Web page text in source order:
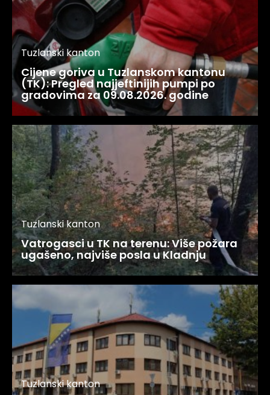
Tuzlanski kanton
Cijene goriva u Tuzlanskom kantonu
(TK): Pregled najjeftinijih pumpi po
gradovima za 09.08.2026. godine
Tuzlanski kanton
Vatrogasci u TK na terenu: Više požara
ugašeno, najviše posla u Kladnju
Tuzlanski kanton